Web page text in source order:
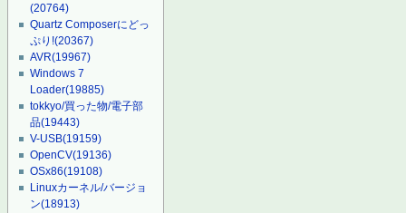
(20764)
Quartz Composerにどっ
ぷり!(20367)
AVR(19967)
Windows 7
Loader(19885)
tokkyo/買った物/電子部
品(19443)
V-USB(19159)
OpenCV(19136)
OSx86(19108)
Linuxカーネル/バージョ
ン(18913)